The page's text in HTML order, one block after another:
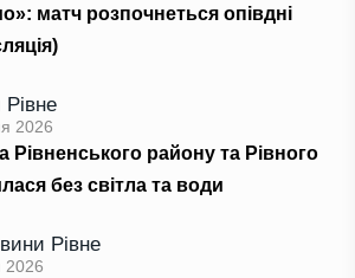
матч розпочнеться опівдні
2026
Рівненського району та Рівного
без світла та води
Рівне
2026